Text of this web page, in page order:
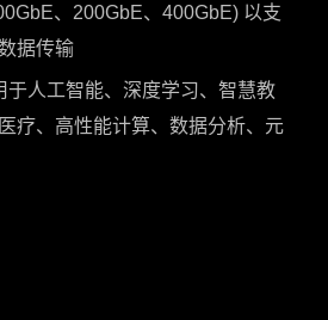
、200GbE、400GbE) 以支
据传输
于人工智能、深度学习、智慧教
疗、高性能计算、数据分析、元